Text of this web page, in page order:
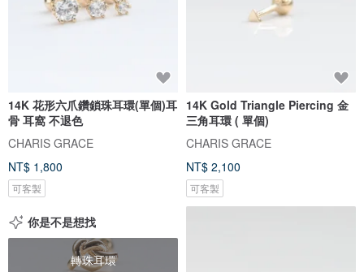
14K 花形六爪鑽鎖珠耳環(單個)耳
骨 耳窩 不退色
CHARIS GRACE
NT$ 1,800
可客製
14K Gold Triangle Piercing 金
三角耳環 ( 單個)
CHARIS GRACE
NT$ 2,100
可客製
你是不是想找
轉珠耳環